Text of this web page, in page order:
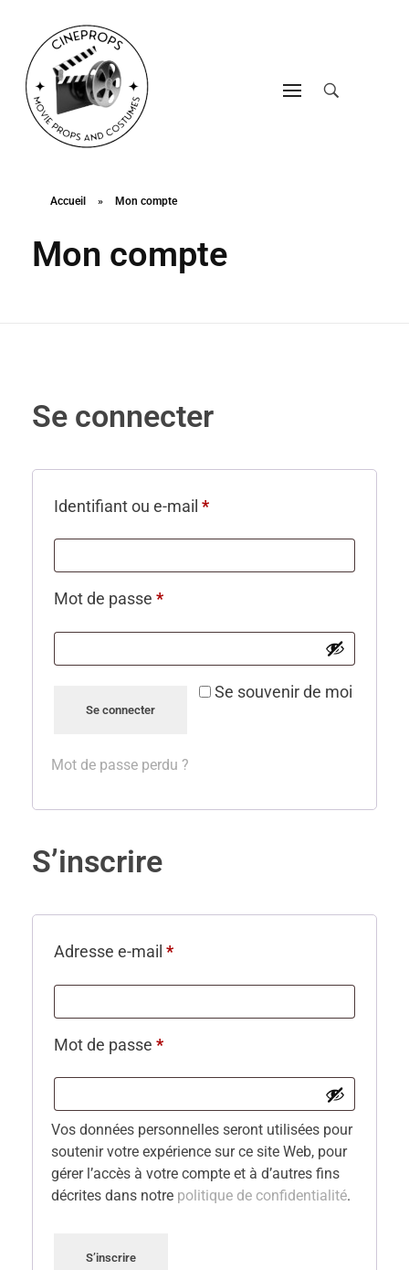
Accueil » Mon compte
Mon compte
Se connecter
Identifiant ou e-mail *
Mot de passe *
Se souvenir de moi
Se connecter
Mot de passe perdu ?
S’inscrire
Adresse e-mail *
Mot de passe *
Vos données personnelles seront utilisées pour
soutenir votre expérience sur ce site Web, pour
gérer l’accès à votre compte et à d’autres fins
décrites dans notre politique de confidentialité.
S’inscrire